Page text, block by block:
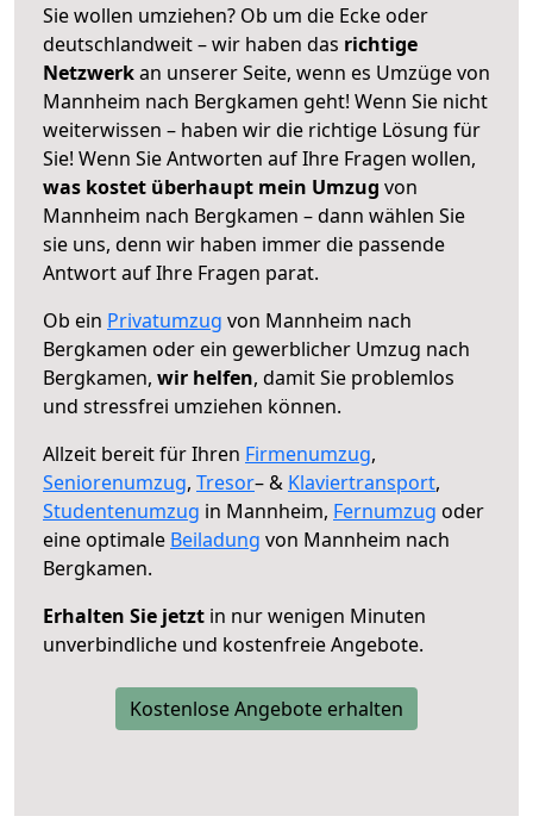
Sie wollen umziehen? Ob um die Ecke oder
deutschlandweit – wir haben das richtige
Netzwerkan unserer Seite, wenn es Umzüge von
Mannheim nach Bergkamen geht! Wenn Sie nicht
weiterwissen – haben wir die richtige Lösung für
Sie! Wenn Sie Antworten auf Ihre Fragen wollen,
was kostet überhaupt mein Umzug von
Mannheim nach Bergkamen – dann wählen Sie
sie uns, denn wir haben immer die passende
Antwort auf Ihre Fragen parat.
Ob ein Privatumzug von Mannheim nach
Bergkamen oder ein gewerblicher Umzug nach
Bergkamen, wir helfen, damit Sie problemlos
und stressfrei umziehen können.
Allzeit bereit für Ihren Firmenumzug,
Seniorenumzug, Tresor– & Klaviertransport,
Studentenumzug in Mannheim, Fernumzug oder
eine optimale Beiladung von Mannheim nach
Bergkamen.
Erhalten Sie jetzt in nur wenigen Minuten
unverbindliche und kostenfreie Angebote.
Kostenlose Angebote erhalten